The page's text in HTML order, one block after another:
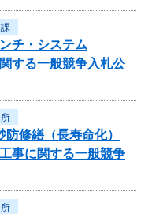
チ・システム
する一般競争入札公
修繕（長寿命化）
事に関する一般競争